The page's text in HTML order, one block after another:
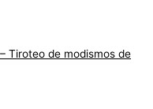
Tiroteo de modismos de